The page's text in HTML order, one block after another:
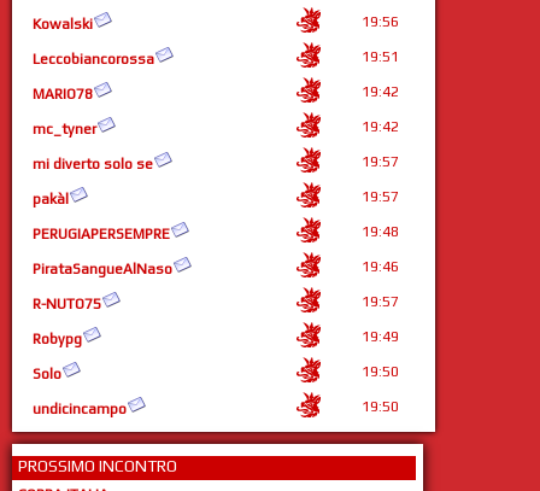
Kowalski 19:56
Leccobiancorossa 19:51
MARIO78 19:42
mc_tyner 19:42
mi diverto solo se 19:57
pakàl 19:57
PERUGIAPERSEMPRE 19:48
PirataSangueAlNaso 19:46
R-NUTO75 19:57
Robypg 19:49
Solo 19:50
undicincampo 19:50
PROSSIMO INCONTRO